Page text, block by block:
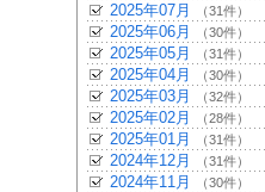
2025年07月 （31件）
2025年06月 （30件）
2025年05月 （31件）
2025年04月 （30件）
2025年03月 （32件）
2025年02月 （28件）
2025年01月 （31件）
2024年12月 （31件）
2024年11月 （30件）